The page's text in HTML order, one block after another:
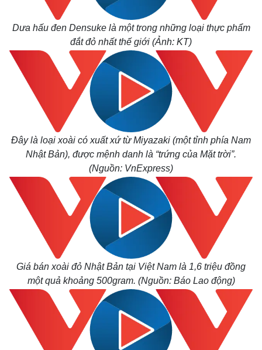
Thế giới
Quan sát
Cuộc sống đó đây
Hồ sơ
Video
Dưa hấu đen Densuke là một trong những loại thực phẩm
đắt đỏ nhất thế giới (Ảnh: KT)
Đây là loại xoài có xuất xứ từ Miyazaki (một tỉnh phía Nam
Nhật Bản), được mệnh danh là “trứng của Mặt trời”.
(Nguồn: VnExpress)
Giá bán xoài đỏ Nhật Bản tại Việt Nam là 1,6 triệu đồng
một quả khoảng 500gram. (Nguồn: Báo Lao động)